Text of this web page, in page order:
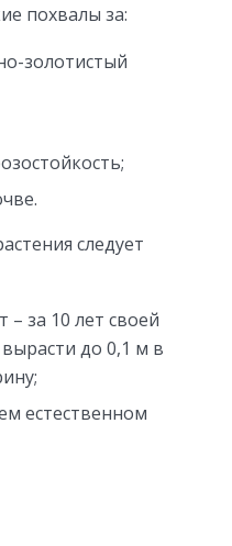
похвалы за:
золотистый
следует
за 10 лет своей
до 0,1 м в
естественном